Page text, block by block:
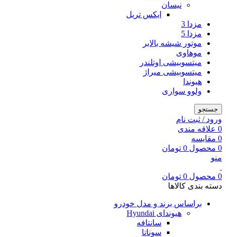
نیسان
ایکس تریل
مزدا 3
مزدا 5
موتور شیشه بالابر
موهاوی
میتسوبیشی اوتلندر
میتسوبیشی میراژ
هیوندا
ولوو سواری
جستجو
ورود / ثبت نام
0 علاقه مندی
0 مقایسه
0 محصول 0 تومان
منو
0 محصول 0 تومان
دسته بندی کالاها
براساس برند و مدل خودرو
هیوندای Hyundai
سانتافه
سوناتا